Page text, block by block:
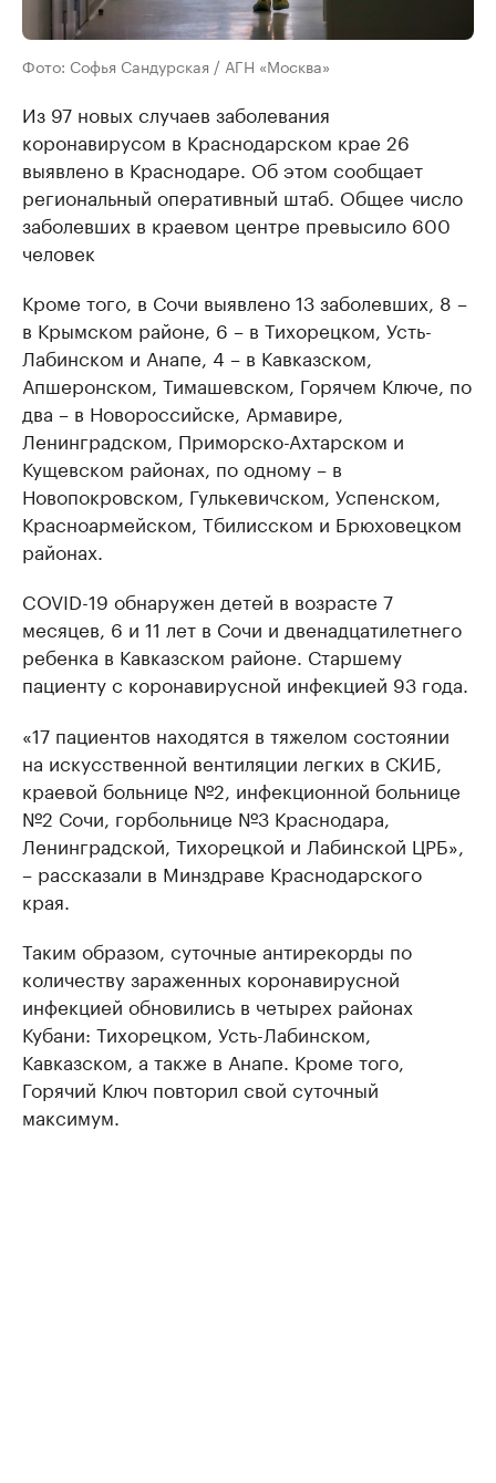
Фото: Софья Сандурская / АГН «Москва»
Из 97 новых случаев заболевания
коронавирусом в Краснодарском крае 26
выявлено в Краснодаре. Об этом сообщает
региональный оперативный штаб. Общее число
заболевших в краевом центре превысило 600
человек
Кроме того, в Сочи выявлено 13 заболевших, 8 –
в Крымском районе, 6 – в Тихорецком, Усть-
Лабинском и Анапе, 4 – в Кавказском,
Апшеронском, Тимашевском, Горячем Ключе, по
два – в Новороссийске, Армавире,
Ленинградском, Приморско-Ахтарском и
Кущевском районах, по одному – в
Новопокровском, Гулькевичском, Успенском,
Красноармейском, Тбилисском и Брюховецком
районах.
COVID-19 обнаружен детей в возрасте 7
месяцев, 6 и 11 лет в Сочи и двенадцатилетнего
ребенка в Кавказском районе. Старшему
пациенту с коронавирусной инфекцией 93 года.
«17 пациентов находятся в тяжелом состоянии
на искусственной вентиляции легких в СКИБ,
краевой больнице №2, инфекционной больнице
№2 Сочи, горбольнице №3 Краснодара,
Ленинградской, Тихорецкой и Лабинской ЦРБ»,
– рассказали в Минздраве Краснодарского
края.
Таким образом, суточные антирекорды по
количеству зараженных коронавирусной
инфекцией обновились в четырех районах
Кубани: Тихорецком, Усть-Лабинском,
Кавказском, а также в Анапе. Кроме того,
Горячий Ключ повторил свой суточный
максимум.